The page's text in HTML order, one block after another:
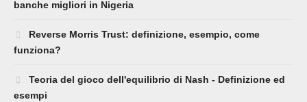
banche migliori in Nigeria
Reverse Morris Trust: definizione, esempio, come
funziona?
Teoria del gioco dell'equilibrio di Nash - Definizione ed
esempi